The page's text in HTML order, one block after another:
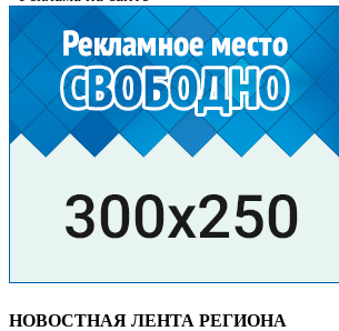
НОВОСТНАЯ ЛЕНТА РЕГИОНА